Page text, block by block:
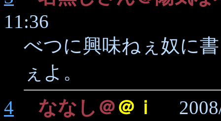
11:36
べつに興味ねぇ奴に
ぇよ。
4
ななし＠＠ｉ
2008/